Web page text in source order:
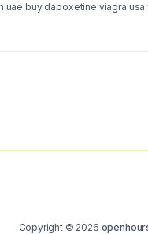
uae buy dapoxetine viagra
Copyright © 2026